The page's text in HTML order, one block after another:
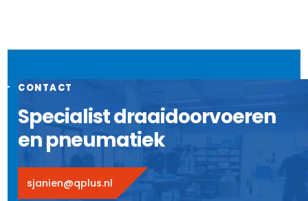
CONTACT
Specialist draaidoorvoeren
en pneumatiek
sjanien@qplus.nl